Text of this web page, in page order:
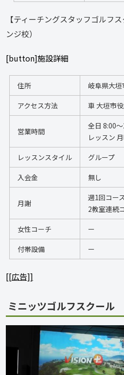
【ティーチングスタッフゴルフ
ンジ校）
[button]施設詳細
住所 岐阜県大
アクセス方法 車 大垣市
営業時間
全日 8:00
レッスン
レッスンスタイル グループ
入会金 無し
月謝
週1回コー
2教室連続
女性コーチ ー
付帯設備 ー
[[広告]]
ミニッツゴルフスクール